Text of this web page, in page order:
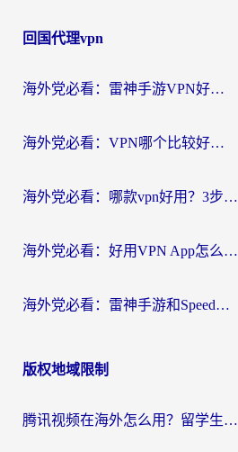
回国代理vpn
海外党必看：雷神手游VPN好用吗？和天速回国VPN对比哪个回国效果更好？附实用加速器选择指南
海外党必看：VPN哪个比较好用？3分钟找到适合你的回国加速方案
海外党必看：哪款vpn好用？3步选对回国加速器，无缝刷剧玩游戏
海外党必看：好用VPN App怎么选？3步教你无缝访问国内资源
海外党必看：雷神手游和SpeedCN好用吗？3招选对回国加速器无缝刷国内资源
版权地域限制
腾讯视频在海外怎么用？留学生亲测有效的回国加速器攻略